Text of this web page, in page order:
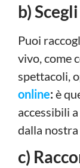
b)
Puoi
vivo, come
spettacoli,
online: è
accessibili
dalla nostra
c)